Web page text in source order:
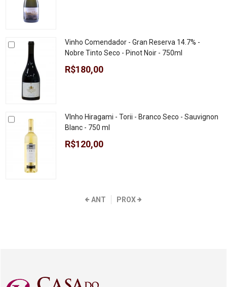
Vinho Comendador - Gran Reserva 14.7% -
Nobre Tinto Seco - Pinot Noir - 750ml
R$180,00
VInho Hiragami - Torii - Branco Seco - Sauvignon
Blanc - 750 ml
R$120,00
ANT PROX